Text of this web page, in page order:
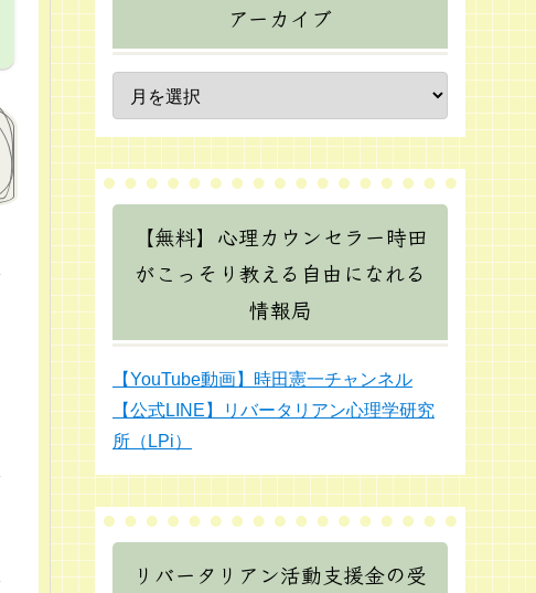
アーカイブ
【無料】心理カウンセラー時田
がこっそり教える自由になれる
情報局
【YouTube動画】時田憲一チャンネル
【公式LINE】リバータリアン心理学研究
所（LPi）
リバータリアン活動支援金の受